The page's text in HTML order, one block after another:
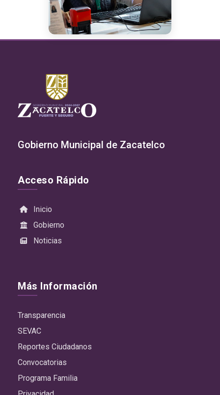
Gobierno Municipal de Zacatelco
Acceso Rápido
Inicio
Gobierno
Noticias
Más Información
Transparencia
SEVAC
Reportes Ciudadanos
Convocatorias
Programa Familia